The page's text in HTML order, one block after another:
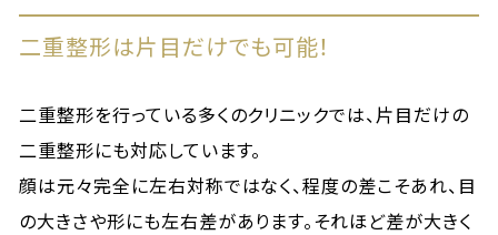
二重整形は片目だけでも可能！
二重整形を行っている多くのクリニックでは、片目だけの
二重整形にも対応しています。
顔は元々完全に左右対称ではなく、程度の差こそあれ、目
の大きさや形にも左右差があります。それほど差が大きく